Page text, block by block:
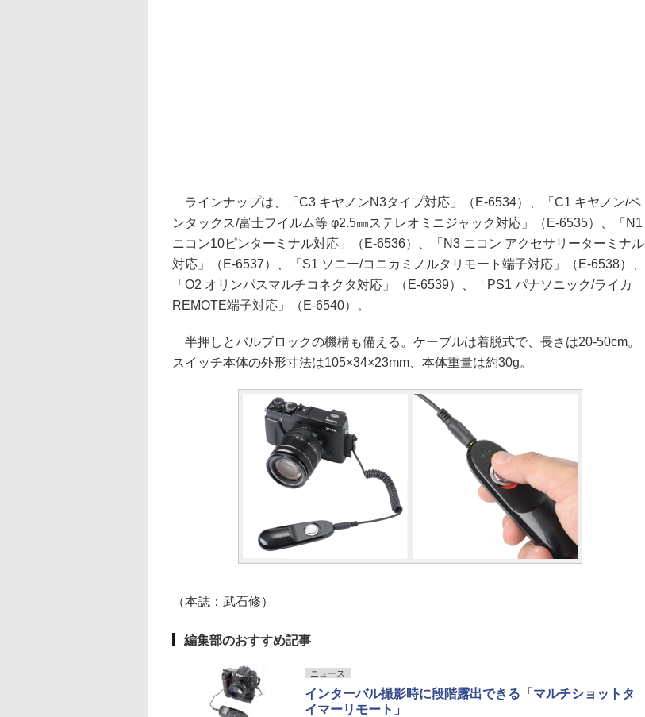
ラインナップは、「C3 キヤノンN3タイプ対応」（E-6534）、「C1 キヤノン/ペ
ンタックス/富士フイルム等 φ2.5㎜ステレオミニジャック対応」（E-6535）、「N1
ニコン10ピンターミナル対応」（E-6536）、「N3 ニコン アクセサリーターミナル
対応」（E-6537）、「S1 ソニー/コニカミノルタリモート端子対応」（E-6538）、
「O2 オリンパスマルチコネクタ対応」（E-6539）、「PS1 パナソニック/ライカ
REMOTE端子対応」（E-6540）。
半押しとバルブロックの機構も備える。ケーブルは着脱式で、長さは20-50cm。
スイッチ本体の外形寸法は105×34×23mm、本体重量は約30g。
（本誌：武石修）
編集部のおすすめ記事
ニュース
インターバル撮影時に段階露出できる「マルチショットタ
イマーリモート」